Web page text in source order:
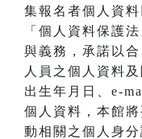
集報名者個人資
「個人資料保護
與義務，承諾以合
人員之個人資料
出生年月日、 e-
個人資料，本館
動相關之個人身